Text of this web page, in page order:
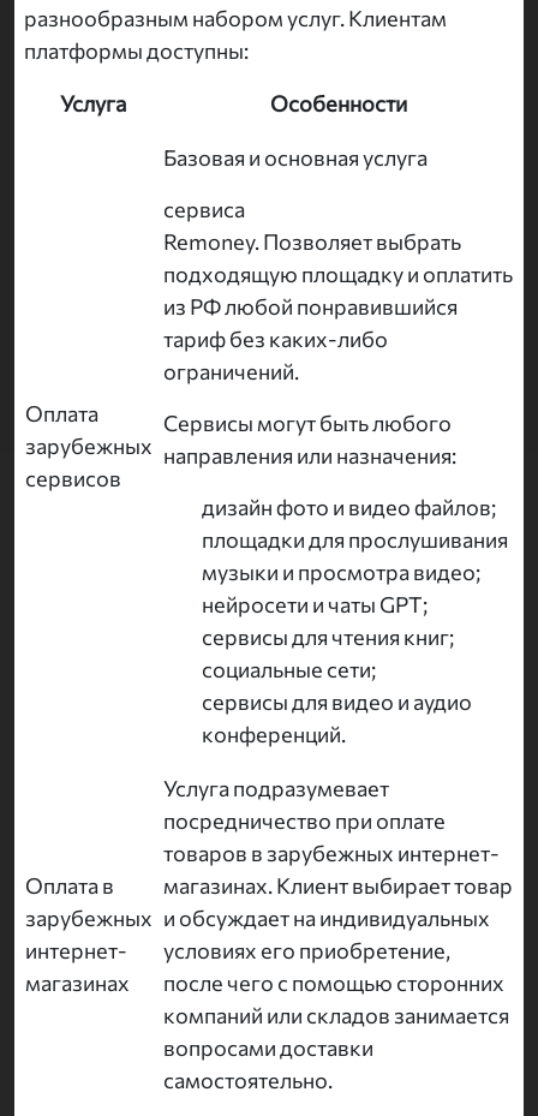
разнообразным набором услуг. Клиентам
платформы доступны:
Услуга
Особенности
Оплата
зарубежных
сервисов
Базовая и основная услуга
сервиса
Remoney. Позволяет выбрать
подходящую площадку и оплатить
из РФ любой понравившийся
тариф без каких-либо
ограничений.
Сервисы могут быть любого
направления или назначения:
дизайн фото и видео файлов;
площадки для прослушивания
музыки и просмотра видео;
нейросети и чаты GPT;
сервисы для чтения книг;
социальные сети;
сервисы для видео и аудио
конференций.
Оплата в
зарубежных
интернет-
магазинах
Услуга подразумевает
посредничество при оплате
товаров в зарубежных интернет-
магазинах. Клиент выбирает товар
и обсуждает на индивидуальных
условиях его приобретение,
после чего с помощью сторонних
компаний или складов занимается
вопросами доставки
самостоятельно.